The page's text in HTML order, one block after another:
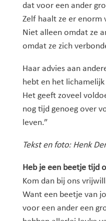
dat voor een ander
Zelf haalt ze er enorm
Niet alleen omdat ze
omdat ze zich
Haar advies aan
hebt en het
Het geeft zoveel
nog tijd genoeg over
leven.”
Tekst en foto: Henk
Heb je een beetje tijd
Kom dan bij ons
Want een beetje van
voor een ander een